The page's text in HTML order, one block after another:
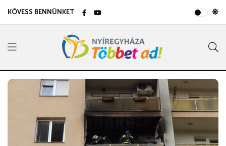
KÖVESS BENNÜNKET